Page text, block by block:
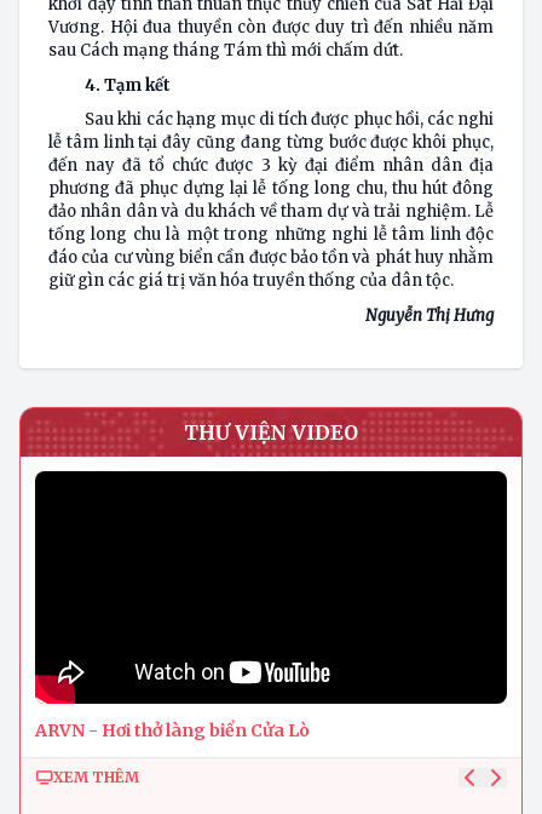
Vương. Hội đua thuyền còn được duy trì đến nhiều năm
sau Cách mạng tháng Tám thì mới chấm dứt.
4. Tạm kết
Sau khi các hạng mục di tích được phục hồi, các nghi
lễ tâm linh tại đây cũng đang từng bước được khôi phục,
đến nay đã tổ chức được 3 kỳ đại điểm nhân dân địa
phương đã phục dựng lại lễ tống long chu, thu hút đông
đảo nhân dân và du khách về tham dự và trải nghiệm. Lễ
tống long chu là một trong những nghi lễ tâm linh độc
đáo của cư vùng biển cần được bảo tồn và phát huy nhằm
giữ gìn các giá trị văn hóa truyền thống của dân tộc.
Nguyễn Thị Hưng
THƯ VIỆN VIDEO
ARVN - Hơi thở làng biển Cửa Lò
XEM THÊM